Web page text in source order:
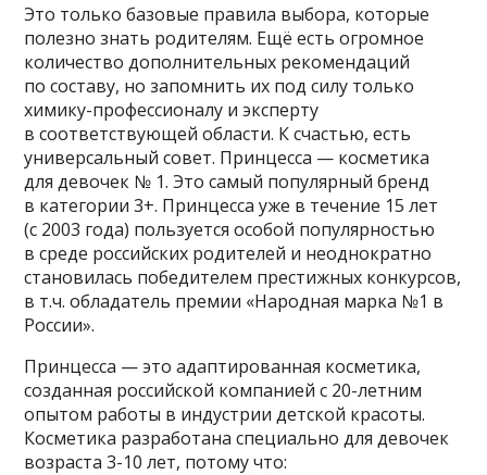
Это только базовые правила выбора, которые
полезно знать родителям. Ещё есть огромное
количество дополнительных рекомендаций
по составу, но запомнить их под силу только
химику-профессионалу и эксперту
в соответствующей области. К счастью, есть
универсальный совет. Принцесса — косметика
для девочек № 1. Это самый популярный бренд
в категории 3+. Принцесса уже в течение 15 лет
(с 2003 года) пользуется особой популярностью
в среде российских родителей и неоднократно
становилась победителем престижных конкурсов,
в т.ч. обладатель премии «Народная марка №1 в
России».
Принцесса — это адаптированная косметика,
созданная российской компанией с 20-летним
опытом работы в индустрии детской красоты.
Косметика разработана специально для девочек
возраста 3-10 лет, потому что: